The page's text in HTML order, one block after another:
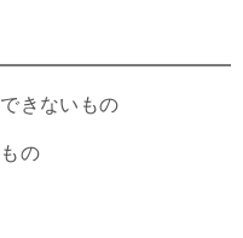
きないもの
の